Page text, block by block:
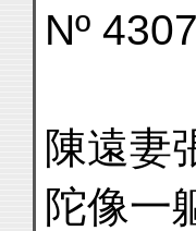
Nº 4307
陳遠妻
陀像一